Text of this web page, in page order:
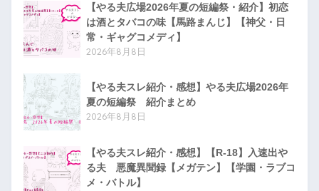
【やる夫広場2026年夏の短編祭・紹介】初恋
は酒とタバコの味【馬路まんじ】【神父・日
常・ギャグコメディ】
2026年8月8日
【やる夫スレ紹介・感想】やる夫広場2026年
夏の短編祭 紹介まとめ
2026年8月8日
【やる夫スレ紹介・感想】【R-18】入速出や
る夫 悪魔異聞録【メガテン】【学園・ラブコ
メ・バトル】